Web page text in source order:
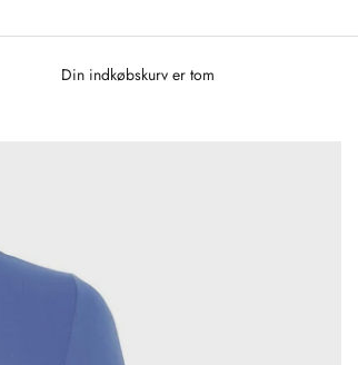
Din indkøbskurv er tom